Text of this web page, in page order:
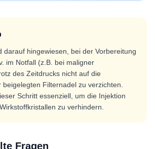
darauf hingewiesen, bei der Vorbereitung
im Notfall (z.B. bei maligner
des Zeitdrucks nicht auf die
beigelegten Filternadel zu verzichten.
Schritt essenziell, um die Injektion
zu verhindern.
Fragen